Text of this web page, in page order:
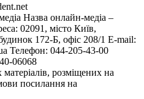
Назва онлайн-медіа –
02091, місто Київ,
172-Б, офіс 208/1 E-mail:
Телефон: 044-205-43-00
06068
розміщених на
посилання на